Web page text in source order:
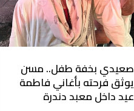
صعيدي بخفة طفل.. مسن
يوثق فرحته بأغاني فاطمة
عيد داخل معبد دندرة